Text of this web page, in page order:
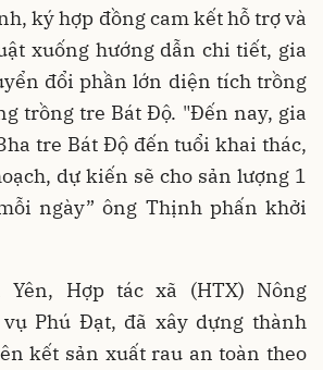
ký hợp đồng cam kết hỗ trợ và
xuống hướng dẫn chi tiết, gia
đổi phần lớn diện tích trồng
trồng tre Bát Độ. "Đến nay, gia
tre Bát Độ đến tuổi khai thác,
dự kiến sẽ cho sản lượng 1
ngày” ông Thịnh phấn khởi
Yên, Hợp tác xã (HTX) Nông
Phú Đạt, đã xây dựng thành
kết sản xuất rau an toàn theo